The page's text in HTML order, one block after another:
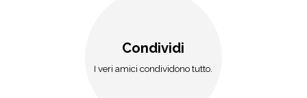
Condividi
I veri amici condividono tutto.